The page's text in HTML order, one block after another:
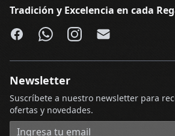
Tradición y Excelencia en cada
Facebook
WhatsApp
Instagram
Email
Newsletter
Suscríbete a nuestro newsletter para
ofertas y novedades.
Dirección de correo electrónico